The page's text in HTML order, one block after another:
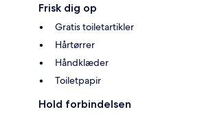
Frisk dig op
Gratis toiletartikler
Hårtørrer
Håndklæder
Toiletpapir
Hold forbindelsen